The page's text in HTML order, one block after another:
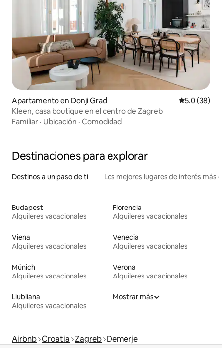
Apartamento en Donji Grad Calificación
5.0 (38)
Kleen, casa boutique en el centro de Zagreb
Familiar · Ubicación · Comodidad
Destinaciones para explorar
Destinos a un paso de ti Los mejores lugares de interés más
Budapest
Alquileres vacacionales
Florencia
Alquileres vacacionales
Viena
Alquileres vacacionales
Venecia
Alquileres vacacionales
Múnich
Alquileres vacacionales
Verona
Alquileres vacacionales
Liubliana
Alquileres vacacionales
Mostrar más
Airbnb Croatia Zagreb Demerje